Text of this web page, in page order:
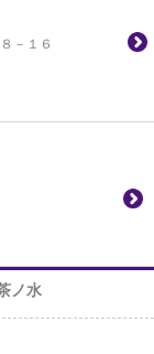
－１６
ノ水